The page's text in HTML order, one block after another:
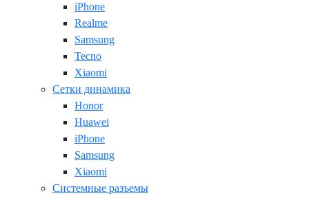
iPhone
Realme
Samsung
Tecno
Xiaomi
Сетки динамика
Honor
Huawei
iPhone
Samsung
Xiaomi
Системные разъемы